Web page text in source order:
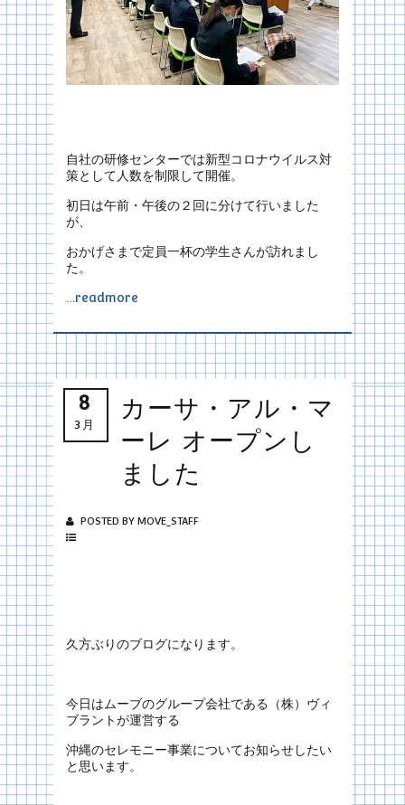
自社の研修センターでは新型コロナウイルス対
策として人数を制限して開催。
初日は午前・午後の２回に分けて行いました
が、
おかげさまで定員一杯の学生さんが訪れまし
た。
…readmore
8
3月
カーサ・アル・マ
ーレ オープンし
ました
POSTED BY MOVE_STAFF
久方ぶりのブログになります。
今日はムーブのグループ会社である（株）ヴィ
ブラントが運営する
沖縄のセレモニー事業についてお知らせしたい
と思います。